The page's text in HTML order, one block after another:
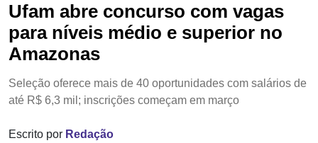
Ufam abre concurso com vagas
para níveis médio e superior no
Amazonas
Seleção oferece mais de 40 oportunidades com salários de
até R$ 6,3 mil; inscrições começam em março
Escrito por Redação